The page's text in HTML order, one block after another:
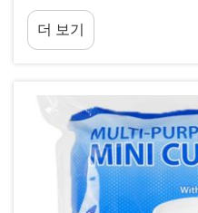
치나 워프를 담을 때 매
성이 뛰어난 소재로 제
봉 효과를 제공함으로써
드는...
더 보기